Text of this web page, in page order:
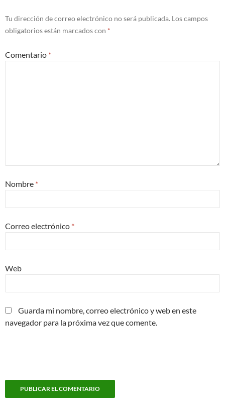
Tu dirección de correo electrónico no será publicada. Los campos
obligatorios están marcados con *
Comentario *
Nombre *
Correo electrónico *
Web
Guarda mi nombre, correo electrónico y web en este
navegador para la próxima vez que comente.